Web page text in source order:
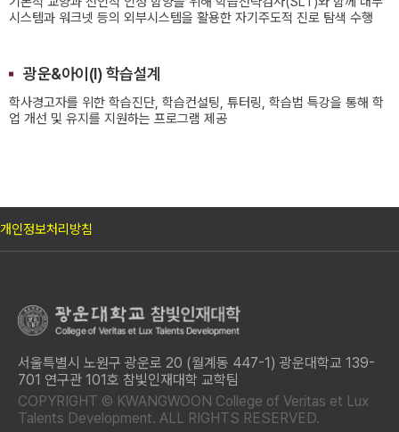
시스템과 워크넷 등의 외부시스템을 활용한 자기주도적 진로 탐색 수행
광운&아이(I) 학습설계
학사경고자를 위한 학습진단, 학습컨설팅, 튜터링, 학습법 특강을 통해 학
업 개선 및 유지를 지원하는 프로그램 제공
개인정보처리방침
서울특별시 노원구 광운로 20 (월계동 447-1) 광운대학교 139-
701 연구관 101호 참빛인재대학 교학팀
COPYRIGHT © KWANGWOON College of Veritas et Lux
Talents Development. ALL RIGHTS RESERVED.